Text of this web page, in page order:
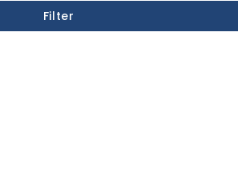
Filter